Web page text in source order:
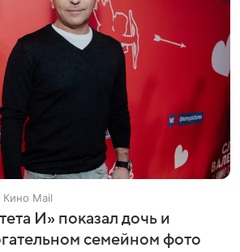
Кино Mail
И» показал дочь и
семейном фото